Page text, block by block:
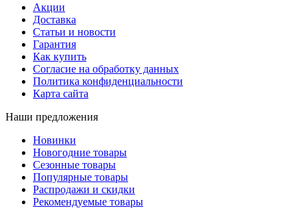
Акции
Доставка
Статьи и новости
Гарантия
Как купить
Согласие на обработку данных
Политика конфиденциальности
Карта сайта
Наши предложения
Новинки
Новогодние товары
Сезонные товары
Популярные товары
Распродажи и скидки
Рекомендуемые товары